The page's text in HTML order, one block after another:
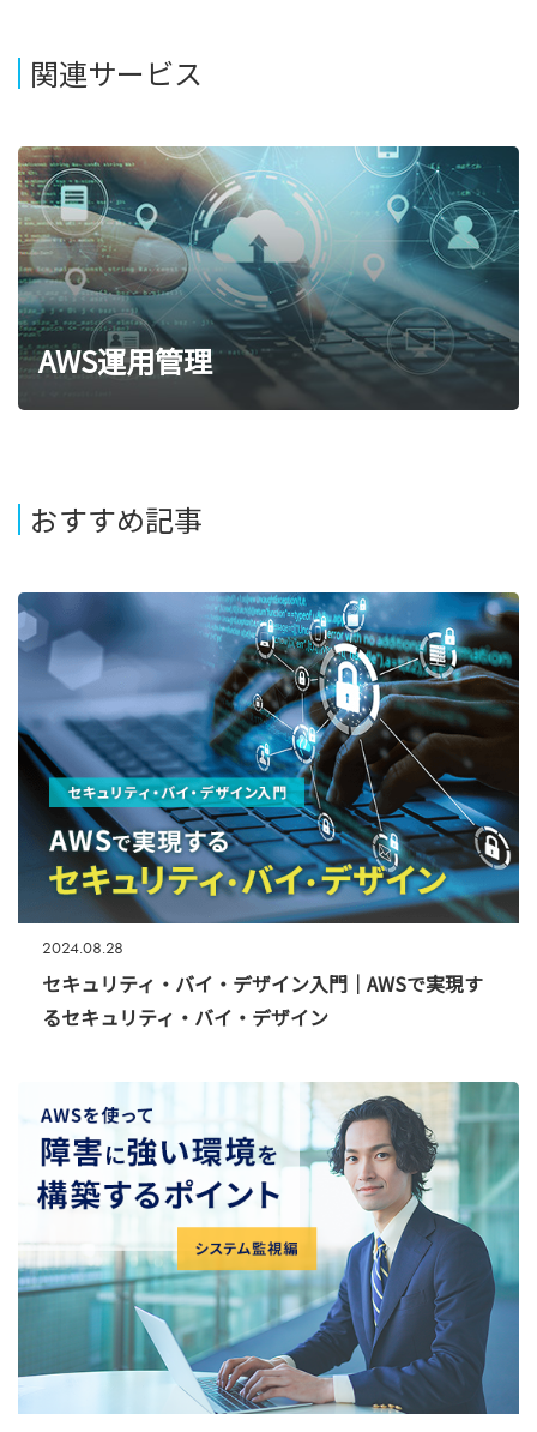
関連サービス
AWS運用管理
おすすめ記事
2024.08.28
セキュリティ・バイ・デザイン入門｜AWSで実現す
るセキュリティ・バイ・デザイン